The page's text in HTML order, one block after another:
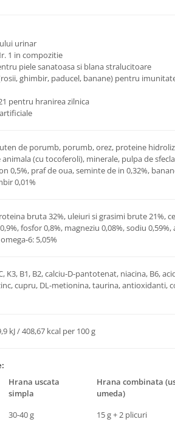
urinar
1 in compozitie
piele sanatoasa si blana stralucitoare
ghimbir, paducel, banane) pentru
pentru hranirea zilnica
de porumb, porumb, orez, proteine
(cu tocoferoli), minerale, pulpa de
0,5%, praf de oua, seminte de in 0,32%,
0,01%
bruta 32%, uleiuri si grasimi brute 21%,
fosfor 0,8%, magneziu 0,08%, sodiu 0,59%,
6: 5,05%
K3, B1, B2, calciu-D-pantotenat, niacina, B6,
cupru, DL-metionina, taurina, antioxidanti,
kJ / 408,67 kcal per 100 g
Hrana uscata
simpla
Hrana combinata
umeda)
30-40 g
15 g + 2 plicuri